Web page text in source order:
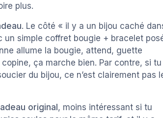
plus.
. Le côté « il y a un bijou caché
un simple coffret bougie + bracelet
allume la bougie, attend, guette
ça marche bien. Par contre, si tu
du bijou, ce n’est clairement pas
original, moins intéressant si tu